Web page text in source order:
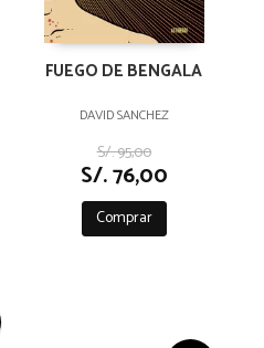
FUEGO DE BENGALA
DAVID SANCHEZ
S/. 95,00
S/. 76,00
Comprar